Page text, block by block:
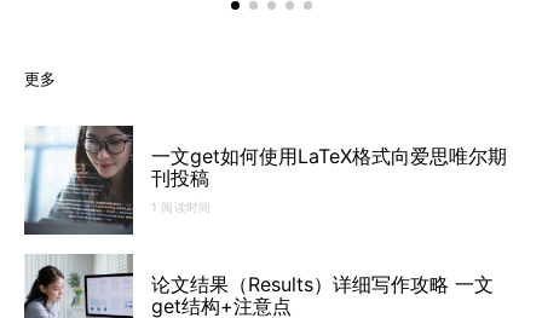
更多
一文get如何使用LaTeX格式向爱思唯尔期
刊投稿
1 阅读时间
论文结果（Results）详细写作攻略 一文
get结构+注意点